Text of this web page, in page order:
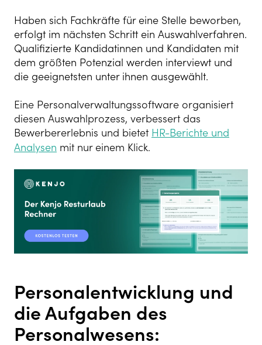
Haben sich Fachkräfte für eine Stelle beworben,
erfolgt im nächsten Schritt ein Auswahlverfahren.
Qualifizierte Kandidatinnen und Kandidaten mit
dem größten Potenzial werden interviewt und
die geeignetsten unter ihnen ausgewählt.
Eine Personalverwaltungssoftware organisiert
diesen Auswahlprozess, verbessert das
Bewerbererlebnis und bietet HR-Berichte und
Analysen mit nur einem Klick.
Personalentwicklung und
die Aufgaben des
Personalwesens: